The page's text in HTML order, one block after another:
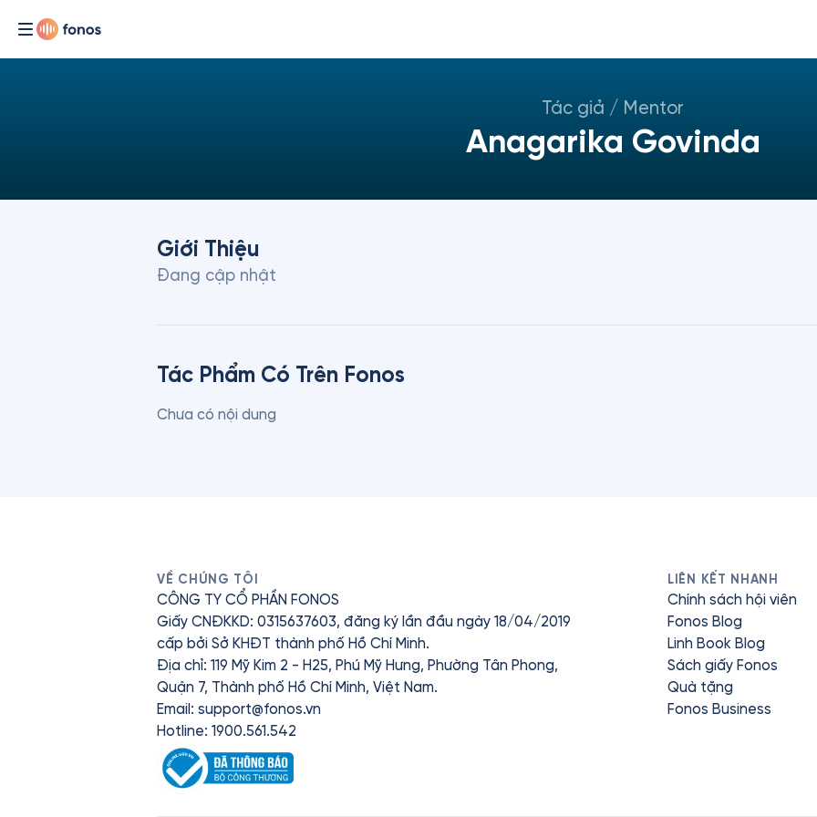
Tác giả / Mentor
Anagarika Govinda
Giới Thiệu
Đang cập nhật
Tác Phẩm Có Trên Fonos
Chưa có nội dung
VỀ CHÚNG TÔI
CÔNG TY CỔ PHẦN FONOS
Giấy CNĐKKD: 0315637603, đăng ký lần đầu ngày 18/04/2019
cấp bởi Sở KHĐT thành phố Hồ Chí Minh.
Địa chỉ: 119 Mỹ Kim 2 - H25, Phú Mỹ Hưng, Phường Tân Phong,
Quận 7, Thành phố Hồ Chí Minh, Việt Nam.
Email: support@fonos.vn
Hotline: 1900.561.542
LIÊN KẾT NHANH
Chính sách hội viên
Fonos Blog
Linh Book Blog
Sách giấy Fonos
Quà tặng
Fonos Business